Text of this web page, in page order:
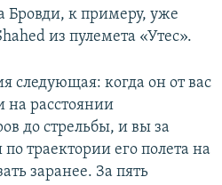
Бровди, к примеру, уже
из пулемета «Утес».
следующая: когда он от вас
на расстоянии
до стрельбы, и вы за
траектории его полета на
заранее. За пять